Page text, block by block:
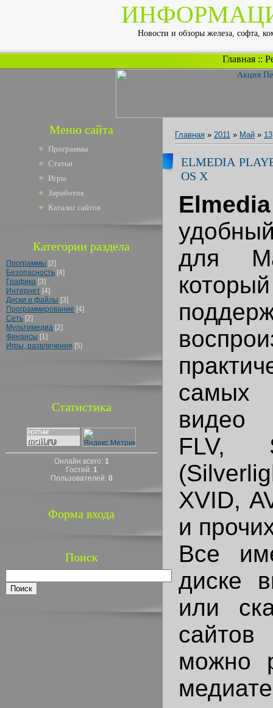
Новости и обзоры железа, софта,
Главная::
Меню сайта
Программы
Статьи
Игры
Заработок
Каталог сайтов
Категории раздела
Программы [2]
Безопасность [4]
Графика [3]
Интернет [4]
Диски и файлы [3]
Программирование [4]
Сеть [2]
Мультимедиа [2]
Финансы [1]
Игры, развлечения [5]
Статистика
Онлайн всего: 1
Гостей: 1
Пользователей: 0
Форма входа
Поиск
Главная » 2011 » Май » 13
ELMEDIA
OS X
для
который
самых
видео
FLV,
XVID,
и
Все
диске
или
сайтов
можно